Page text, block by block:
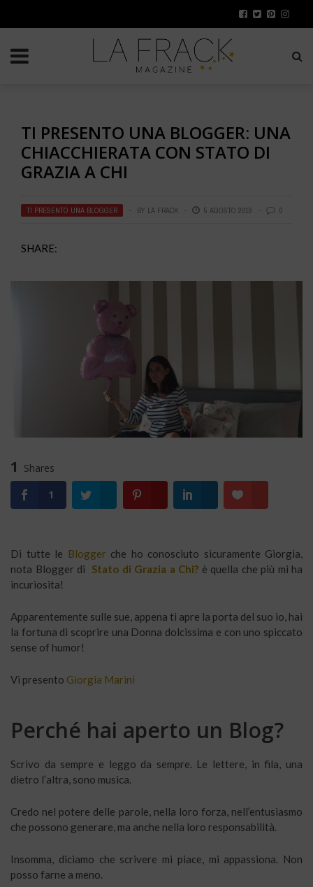
TI PRESENTO UNA BLOGGER: UNA
CHIACCHIERATA CON STATO DI
GRAZIA A CHI
TI PRESENTO UNA BLOGGER BY LA FRACK 5 AGOSTO 2019 0
SHARE:
1
Shares
1
Di tutte le Blogger che ho conosciuto sicuramente Giorgia,
nota Blogger di Stato di Grazia a Chi? è quella che più mi ha
incuriosita!
Apparentemente sulle sue, appena ti apre la porta del suo io, hai
la fortuna di scoprire una Donna dolcissima e con uno spiccato
sense of humor!
Vi presento Giorgia Marini
Perché hai aperto un Blog?
Scrivo da sempre e leggo da sempre. Le lettere, in fila, una
dietro l’altra, sono musica.
Credo nel potere delle parole, nella loro forza, nell’entusiasmo
che possono generare, ma anche nella loro responsabilità.
Insomma, diciamo che scrivere mi piace, mi appassiona. Non
posso farne a meno.